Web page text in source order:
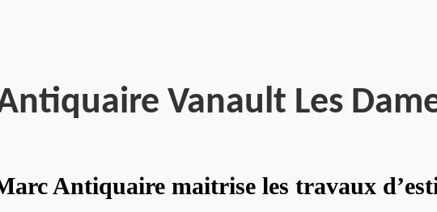
Vanault Les
Antiquaire maitrise les travaux